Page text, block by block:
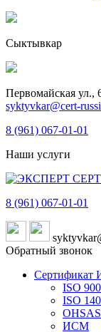
Сыктывкар
Первомайская ул.,
syktyvkar@cert-
8 (961) 067-01-01
Наши услуги
8 (961) 067-01-01
Обратный звонок
Сертификат
ISO
ISO
ИСМ